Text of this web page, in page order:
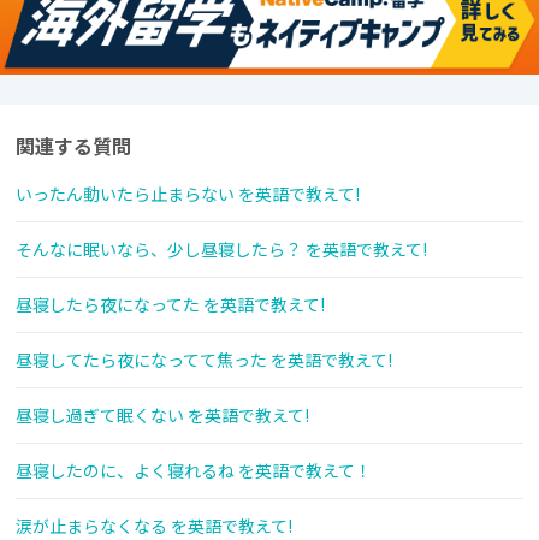
関連する質問
いったん動いたら止まらない を英語で教えて!
そんなに眠いなら、少し昼寝したら？ を英語で教えて!
昼寝したら夜になってた を英語で教えて!
昼寝してたら夜になってて焦った を英語で教えて!
昼寝し過ぎて眠くない を英語で教えて!
昼寝したのに、よく寝れるね を英語で教えて！
涙が止まらなくなる を英語で教えて!